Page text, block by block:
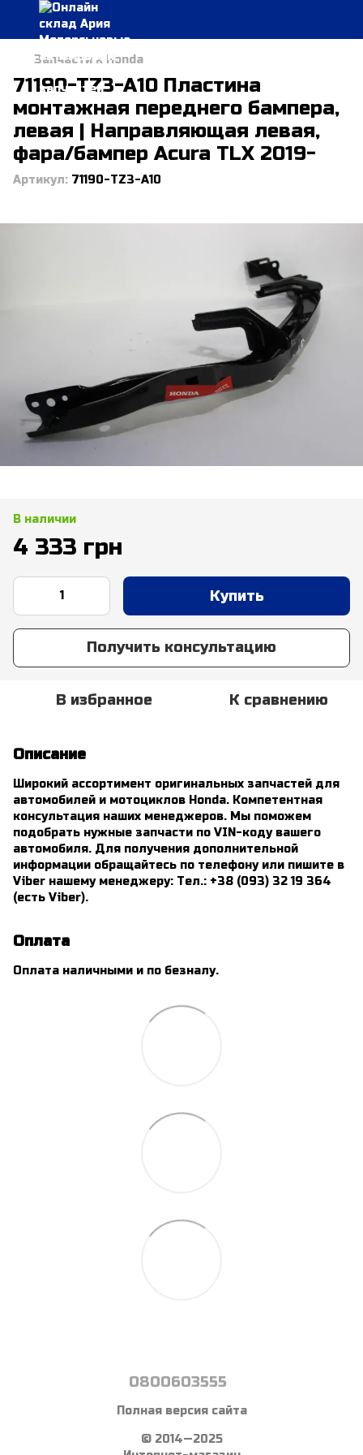
Запчасти к Honda
71190-TZ3-A10 Пластина
монтажная переднего бампера,
левая | Направляющая левая,
фара/бампер Acura TLX 2019-
Артикул: 71190-TZ3-A10
В наличии
4 333 грн
Купить
Получить консультацию
В избранное К сравнению
Описание
Широкий ассортимент оригинальных запчастей для
автомобилей и мотоциклов Honda. Компетентная
консультация наших менеджеров. Мы поможем
подобрать нужные запчасти по VIN-коду вашего
автомобиля. Для получения дополнительной
информации обращайтесь по телефону или пишите в
Viber нашему менеджеру: Тел.: +38 (093) 32 19 364
(есть Viber).
Оплата
Оплата наличными и по безналу.
0800603555
Полная версия сайта
© 2014—2025